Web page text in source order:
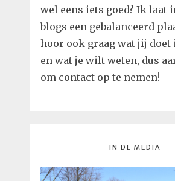
wel eens iets goed? Ik laat
blogs een gebalanceerd
hoor ook graag wat jij doet
en wat je wilt weten, dus
om contact op te nemen!
IN DE MEDIA